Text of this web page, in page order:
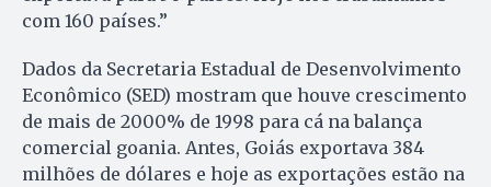
com 160 países.”
Dados da Secretaria Estadual de Desenvolvimento
Econômico (SED) mostram que houve crescimento
de mais de 2000% de 1998 para cá na balança
comercial goania. Antes, Goiás exportava 384
milhões de dólares e hoje as exportações estão na